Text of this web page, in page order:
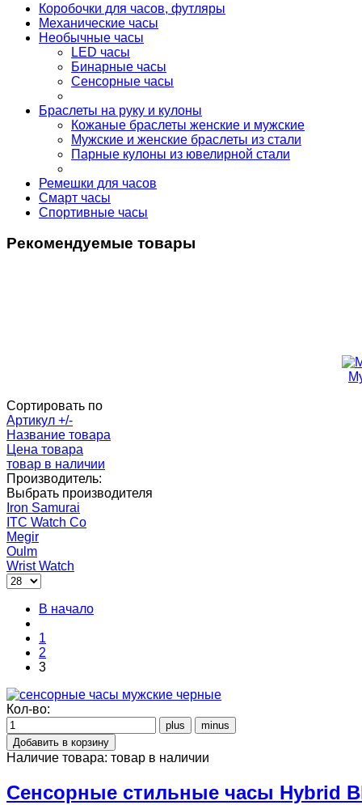
Коробочки для часов, футляры
Механические часы
Необычные часы
LED часы
Бинарные часы
Сенсорные часы
Браслеты на руку и кулоны
Кожаные браслеты женские и мужские
Мужские и женские браслеты из стали
Парные кулоны из ювелирной стали
Ремешки для часов
Смарт часы
Спортивные часы
Рекомендуемые товары
Сортировать по
Артикул +/-
Название товара
Цена товара
товар в наличии
Производитель:
Выбрать производителя
Iron Samurai
ITC Watch Co
Megir
Oulm
Wrist Watch
В начало
1
2
3
Кол-во:
Наличие товара: товар в наличии
Сенсорные стильные часы Hybrid